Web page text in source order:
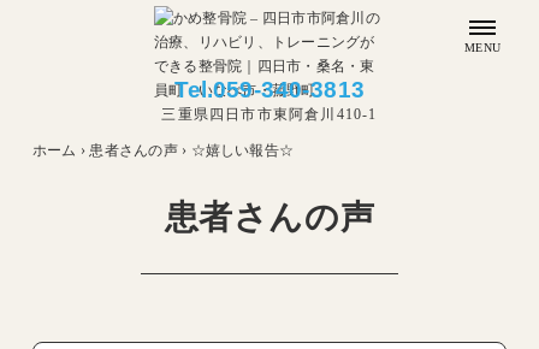
Tel.059-340-3813
三重県四日市市東阿倉川410-1
MENU
ホーム ›患者さんの声 › ☆嬉しい報告☆
患者さんの声